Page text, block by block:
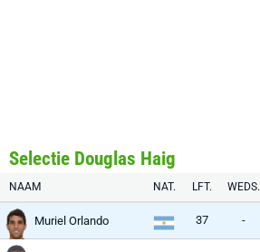
Selectie Douglas Haig
NAAM NAT. LFT. WEDS.
Muriel Orlando 37 -